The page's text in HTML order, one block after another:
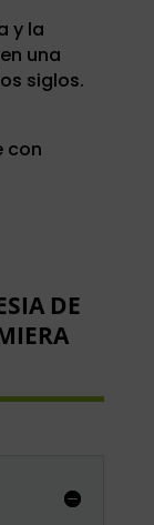
y la
una
siglos.
con
DE